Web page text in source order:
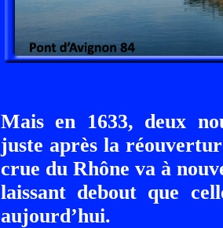
Mais en 1633, deux
juste après la
crue du Rhône va à
laissant debout que
aujourd’hui.